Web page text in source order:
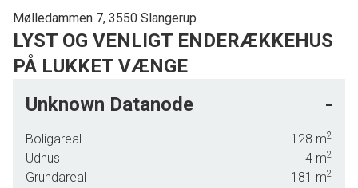
Mølledammen 7, 3550 Slangerup
LYST OG VENLIGT ENDERÆKKEHUS
PÅ LUKKET VÆNGE
sælge din bolig i Møllekvarteret, så kontakt os for en aftale på telefon 24220212
Unknown Datanode -
Boligareal 128 m2
Udhus 4 m2
Grundareal 181 m2